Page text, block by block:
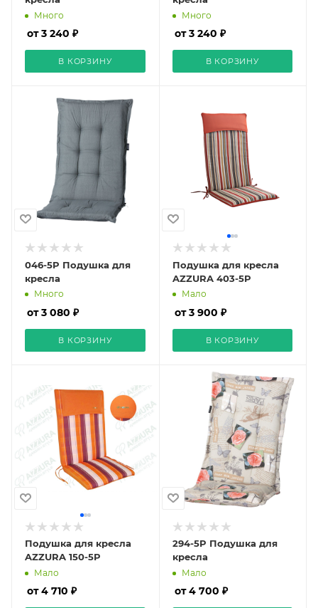
Много
от 3 240 ₽
В КОРЗИНУ
Много
от 3 240 ₽
В КОРЗИНУ
046-5P Подушка для
кресла
Много
от 3 080 ₽
В КОРЗИНУ
Подушка для кресла
AZZURA 403-5P
Мало
от 3 900 ₽
В КОРЗИНУ
Подушка для кресла
AZZURA 150-5P
Мало
от 4 710 ₽
294-5P Подушка для
кресла
Мало
от 4 700 ₽